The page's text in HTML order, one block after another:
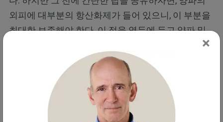
외피에 대부분의 항산화제가 들어 있으니, 이 부분을
최대한 보존해야 한다. 이 점을 염두에 두고 양파 및
여타 알리움 식물들을 식단에 어떻게 반영할 수 있을
생양파를 샐러드나 샌드위치에 넣는다
양파는 가장 큰 영양적 효과를 제공하며
×